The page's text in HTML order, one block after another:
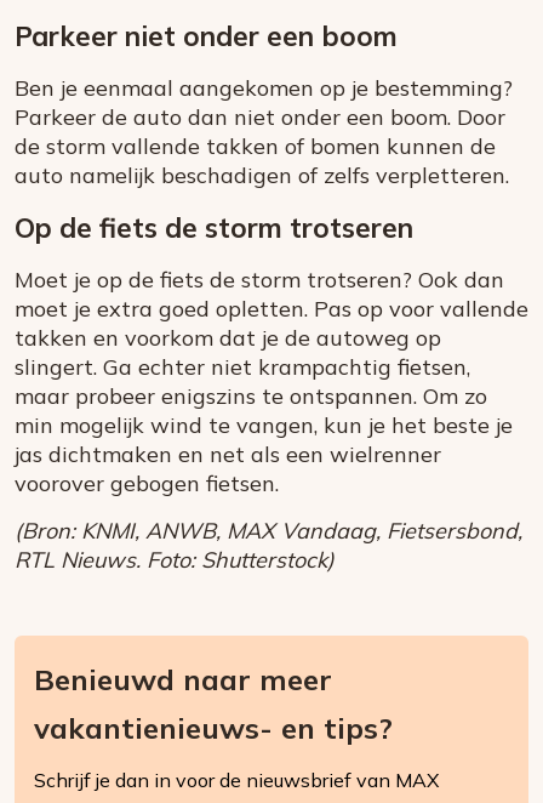
Parkeer niet onder een boom
Ben je eenmaal aangekomen op je bestemming?
Parkeer de auto dan niet onder een boom. Door
de storm vallende takken of bomen kunnen de
auto namelijk beschadigen of zelfs verpletteren.
Op de fiets de storm trotseren
Moet je op de fiets de storm trotseren? Ook dan
moet je extra goed opletten. Pas op voor vallende
takken en voorkom dat je de autoweg op
slingert. Ga echter niet krampachtig fietsen,
maar probeer enigszins te ontspannen. Om zo
min mogelijk wind te vangen, kun je het beste je
jas dichtmaken en net als een wielrenner
voorover gebogen fietsen.
(Bron: KNMI, ANWB, MAX Vandaag, Fietsersbond,
RTL Nieuws. Foto: Shutterstock)
Benieuwd naar meer
vakantienieuws- en tips?
Schrijf je dan in voor de nieuwsbrief van MAX